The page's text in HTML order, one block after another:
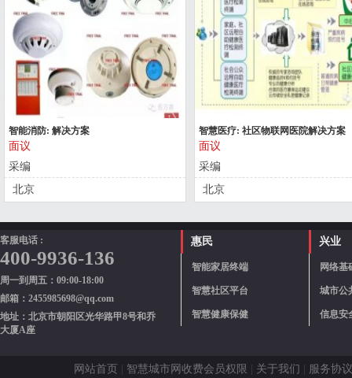
智能消防: 解决方案
面议
采编
北京
智慧医疗: 社区物联网医院解决方案
面议
采编
北京
客服电话 :
400-9936-136
周一到周五：09:00-18:00
邮箱：2455985698@qq.com
地址：北京市朝阳区光华路甲8号和乔
大厦A座
惠民
智能家居终端
智慧社区平台
智慧健康保健
兴业
网络基
城市公
信息安
网站首页 智慧城市网收费会员权限 关于我们
服务协议